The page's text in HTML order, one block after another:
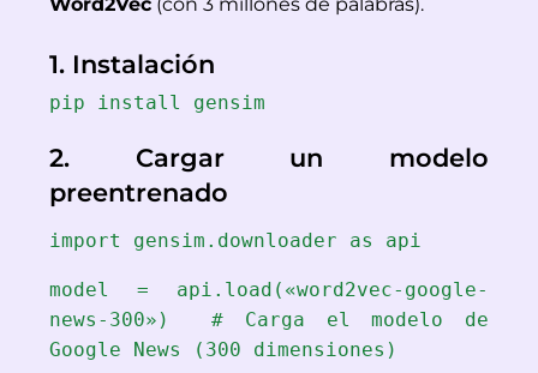
1. Instalación
pip install gensim
2. Cargar un modelo
preentrenado
import gensim.downloader as api
model = api.load(«word2vec-google-
news-300»)  # Carga el modelo de
Google News (300 dimensiones)